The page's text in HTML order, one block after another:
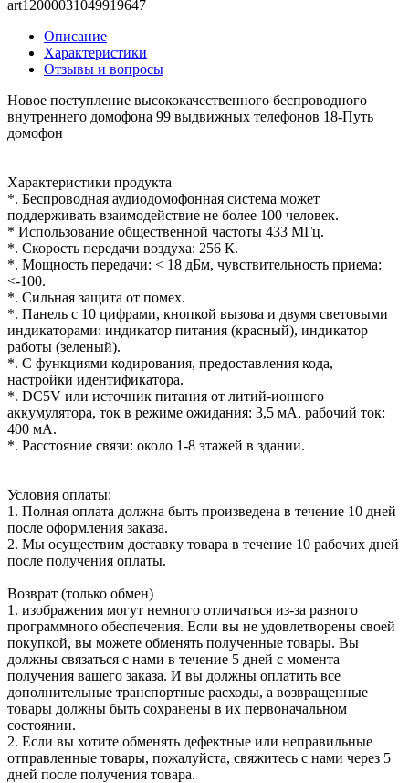
art12000031049919647
Описание
Характеристики
Отзывы и вопросы
Новое поступление высококачественного беспроводного
внутреннего домофона 99 выдвижных телефонов 18-Путь
домофон
Характеристики продукта
*. Беспроводная аудиодомофонная система может
поддерживать взаимодействие не более 100 человек.
* Использование общественной частоты 433 МГц.
*. Скорость передачи воздуха: 256 К.
*. Мощность передачи: < 18 дБм, чувствительность приема:
<-100.
*. Сильная защита от помех.
*. Панель с 10 цифрами, кнопкой вызова и двумя световыми
индикаторами: индикатор питания (красный), индикатор
работы (зеленый).
*. С функциями кодирования, предоставления кода,
настройки идентификатора.
*. DC5V или источник питания от литий-ионного
аккумулятора, ток в режиме ожидания: 3,5 мА, рабочий ток:
400 мА.
*. Расстояние связи: около 1-8 этажей в здании.
Условия оплаты:
1. Полная оплата должна быть произведена в течение 10 дней
после оформления заказа.
2. Мы осуществим доставку товара в течение 10 рабочих дней
после получения оплаты.
Возврат (только обмен)
1. изображения могут немного отличаться из-за разного
программного обеспечения. Если вы не удовлетворены своей
покупкой, вы можете обменять полученные товары. Вы
должны связаться с нами в течение 5 дней с момента
получения вашего заказа. И вы должны оплатить все
дополнительные транспортные расходы, а возвращенные
товары должны быть сохранены в их первоначальном
состоянии.
2. Если вы хотите обменять дефектные или неправильные
отправленные товары, пожалуйста, свяжитесь с нами через 5
дней после получения товара.